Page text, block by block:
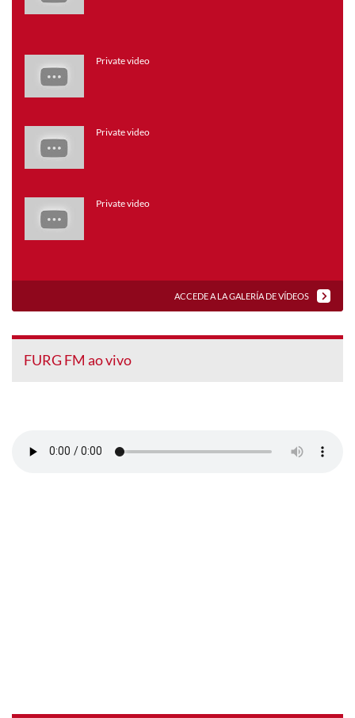
Private video
Private video
Private video
ACCEDE A LA GALERÍA DE VÍDEOS
FURG FM ao vivo